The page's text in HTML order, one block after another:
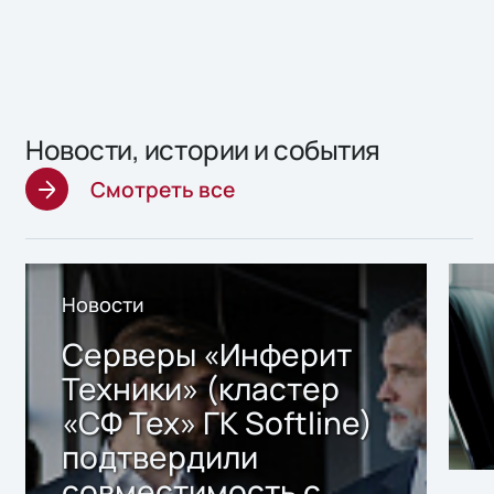
Новости, истории и события
Смотреть все
Новости
Серверы «Инферит
Техники» (кластер
«СФ Тех» ГК Softline)
подтвердили